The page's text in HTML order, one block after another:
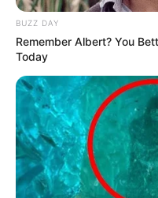
BUZZ DAY
Remember Albert? You
Today